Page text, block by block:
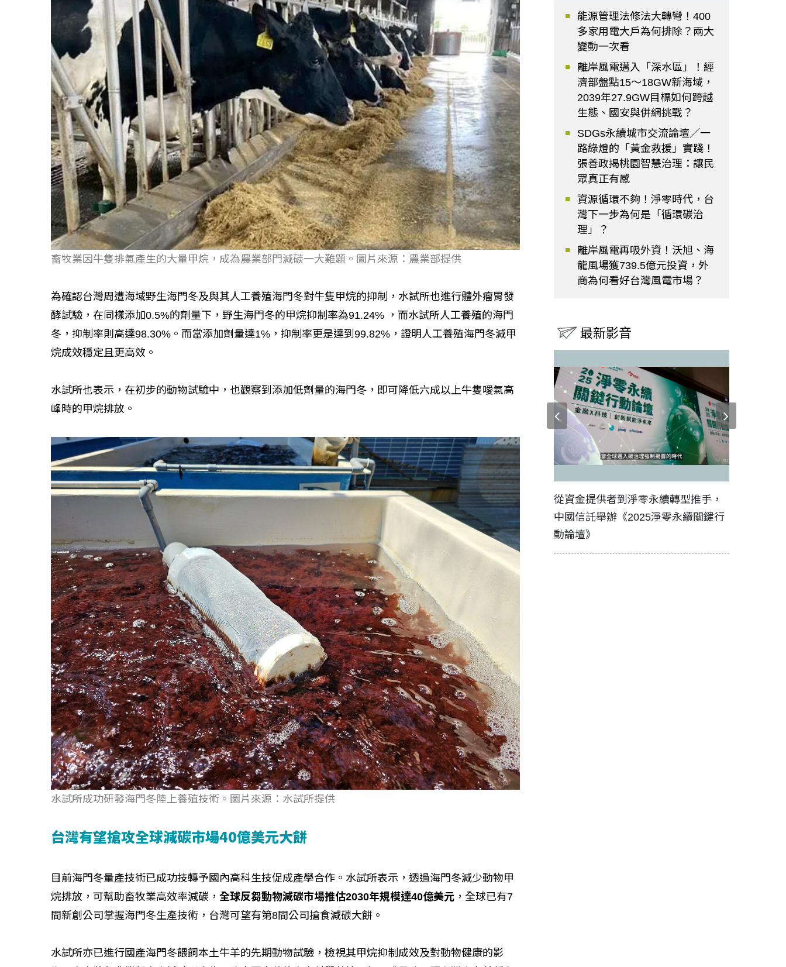
畜牧業因牛隻排氣產生的大量甲烷，成為農業部門減碳一大難題。圖片來源：農業部提供
為確認台灣周遭海域野生海門冬及與其人工養殖海門冬對牛隻甲烷的抑制，水試所也進行體外瘤胃發
酵試驗，在同樣添加0.5%的劑量下，野生海門冬的甲烷抑制率為91.24% ，而水試所人工養殖的海門
冬，抑制率則高達98.30%。而當添加劑量達1%，抑制率更是達到99.82%，證明人工養殖海門冬減甲
烷成效穩定且更高效。
水試所也表示，在初步的動物試驗中，也觀察到添加低劑量的海門冬，即可降低六成以上牛隻噯氣高
峰時的甲烷排放。
水試所成功研發海門冬陸上養殖技術。圖片來源：水試所提供
台灣有望搶攻全球減碳市場40億美元大餅
目前海門冬量產技術已成功技轉予國內高科生技促成產學合作。水試所表示，透過海門冬減少動物甲
烷排放，可幫助畜牧業高效率減碳， 全球反芻動物減碳市場推估2030年規模達40億美元 ，全球已有7
間新創公司掌握海門冬生產技術，台灣可望有第8間公司搶食減碳大餅。
水試所亦已進行國產海門冬餵飼本土牛羊的先期動物試驗，檢視其甲烷抑制成效及對動物健康的影
能源管理法修法大轉彎！400
多家用電大戶為何排除？兩大
變動一次看
離岸風電邁入「深水區」！經
濟部盤點15～18GW新海域，
2039年27.9GW目標如何跨越
生態、國安與併網挑戰？
SDGs永續城市交流論壇／一
路綠燈的「黃金救援」實踐！
張善政揭桃園智慧治理：讓民
眾真正有感
資源循環不夠！淨零時代，台
灣下一步為何是「循環碳治
理」？
離岸風電再吸外資！沃旭、海
龍風場獲739.5億元投資，外
商為何看好台灣風電市場？
最新影音
如何守護每個生命的轉折點？ 醫務社 【故事精華】從黑暗到光明 見證醫務
社工如何改變生命的故事
從資金提供者到淨零永續轉型推手，
中國信託舉辦《2025淨零永續關鍵行
動論壇》